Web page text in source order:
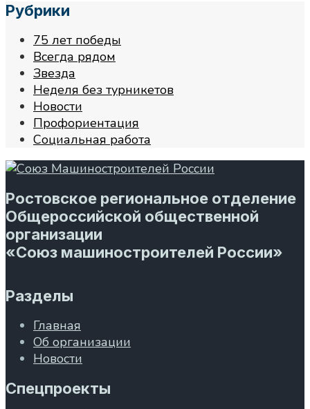
Рубрики
75 лет победы
Всегда рядом
Звезда
Неделя без турникетов
Новости
Профориентация
Социальная работа
Ростовское региональное отделение
Общероссийской общественной
организации
«Союз машиностроителей России»
Разделы
Главная
Об организации
Новости
Спецпроекты